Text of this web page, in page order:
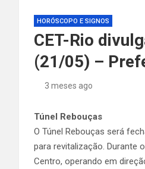
HORÓSCOPO E SIGNOS
CET-Rio
(21/05) –
3 meses ago
Túnel Rebouças
O Túnel Rebouças será
para revitalização. Durante
Centro, operando em